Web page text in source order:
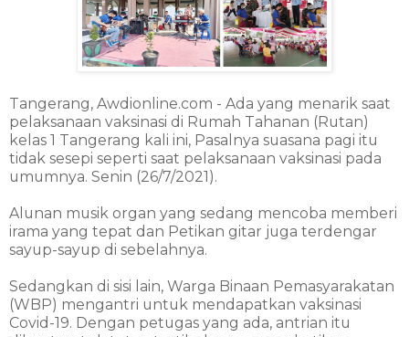
Tangerang, Awdionline.com - Ada yang menarik saat
pelaksanaan vaksinasi di Rumah Tahanan (Rutan)
kelas 1 Tangerang kali ini, Pasalnya suasana pagi itu
tidak sesepi seperti saat pelaksanaan vaksinasi pada
umumnya. Senin (26/7/2021).
Alunan musik organ yang sedang mencoba memberi
irama yang tepat dan Petikan gitar juga terdengar
sayup-sayup di sebelahnya.
Sedangkan di sisi lain, Warga Binaan Pemasyarakatan
(WBP) mengantri untuk mendapatkan vaksinasi
Covid-19. Dengan petugas yang ada, antrian itu